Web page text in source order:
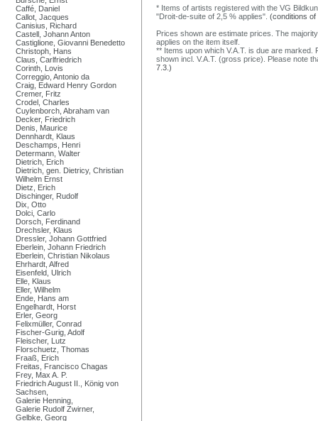
Caffé, Daniel
Callot, Jacques
Canisius, Richard
Castell, Johann Anton
Castiglione, Giovanni Benedetto
Christoph, Hans
Claus, Carlfriedrich
Corinth, Lovis
Correggio, Antonio da
Craig, Edward Henry Gordon
Cremer, Fritz
Crodel, Charles
Cuylenborch, Abraham van
Decker, Friedrich
Denis, Maurice
Dennhardt, Klaus
Deschamps, Henri
Determann, Walter
Dietrich, Erich
Dietrich, gen. Dietricy, Christian
Wilhelm Ernst
Dietz, Erich
Dischinger, Rudolf
Dix, Otto
Dolci, Carlo
Dorsch, Ferdinand
Drechsler, Klaus
Dressler, Johann Gottfried
Eberlein, Johann Friedrich
Eberlein, Christian Nikolaus
Ehrhardt, Alfred
Eisenfeld, Ulrich
Elle, Klaus
Eller, Wilhelm
Ende, Hans am
Engelhardt, Horst
Erler, Georg
Felixmüller, Conrad
Fischer-Gurig, Adolf
Fleischer, Lutz
Florschuetz, Thomas
Fraaß, Erich
Freitas, Francisco Chagas
Frey, Max A. P.
Friedrich August II., König von
Sachsen,
Galerie Henning,
Galerie Rudolf Zwirner,
Gelbke, Georg
* Items of artists registered with the VG
"Droit-de-suite of 2,5 % applies". (conditions of
Prices shown are estimate prices. The
applies on the item itself.
** Items upon which V.A.T. is due are
shown incl. V.A.T. (gross price). Please note
7.3.)